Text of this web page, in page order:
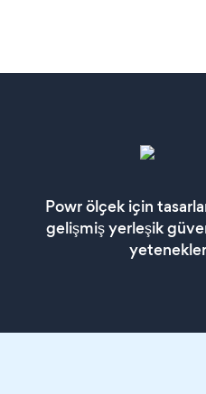
Powr ölçek için
gelişmiş yerleşik